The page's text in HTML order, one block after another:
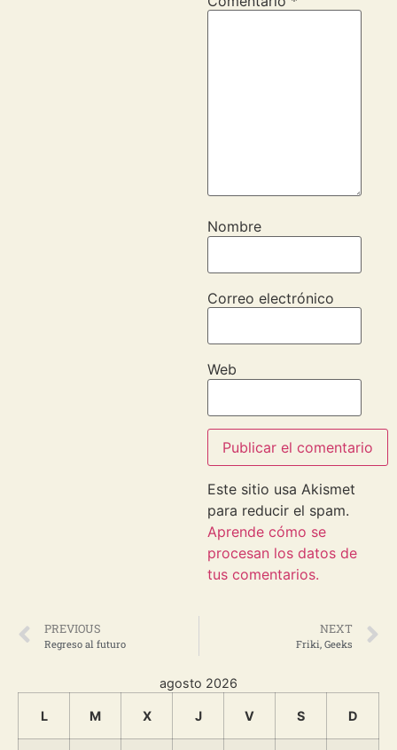
Nombre
Correo electrónico
Web
Este sitio usa Akismet
para reducir el spam.
Aprende cómo se
procesan los datos de
tus comentarios.
PREVIOUS
Regreso al futuro
NEXT
Friki, Geeks
agosto 2026
L M X J V S D